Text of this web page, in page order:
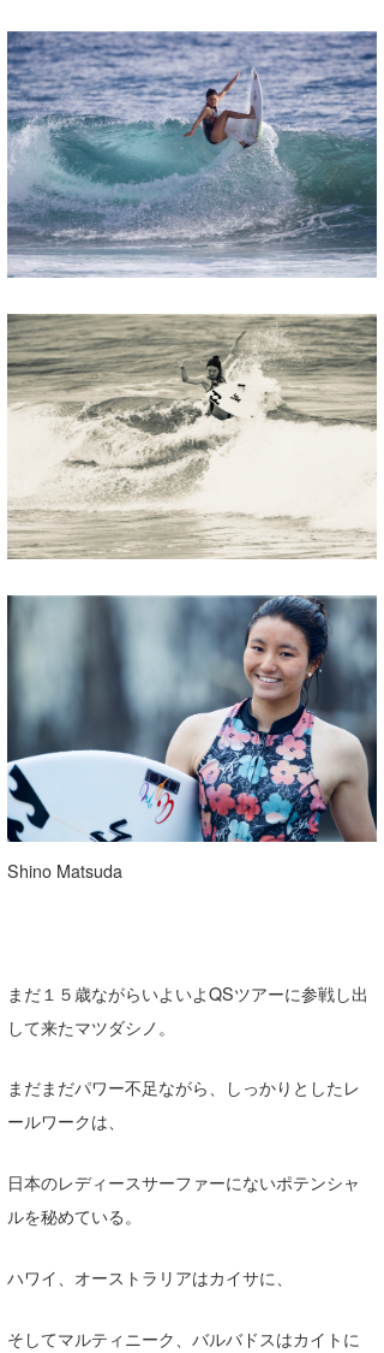
Shino Matsuda
まだ１５歳ながらいよいよQSツアーに参戦し出
して来たマツダシノ。
まだまだパワー不足ながら、しっかりとしたレ
ールワークは、
日本のレディースサーファーにないポテンシャ
ルを秘めている。
ハワイ、オーストラリアはカイサに、
そしてマルティニーク、バルバドスはカイトに